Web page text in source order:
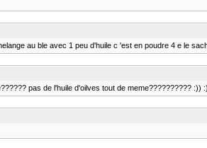
au ble avec 1 peu d'huile c 'est en poudre 4 e le
pas de l'huile d'oilves tout de meme?????????? :))